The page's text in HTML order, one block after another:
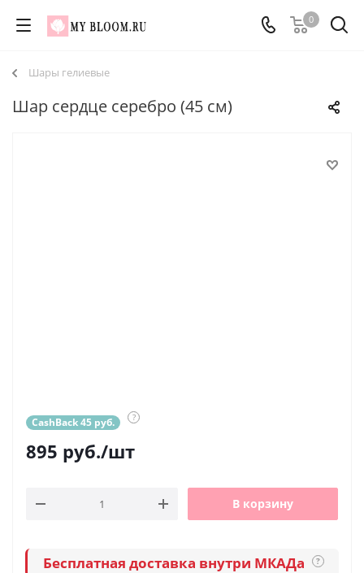
0
Шары гелиевые
Шар сердце серебро (45 см)
CashBack 45 руб. ?
895 руб./шт
В корзину
Бесплатная доставка внутри МКАДа ?